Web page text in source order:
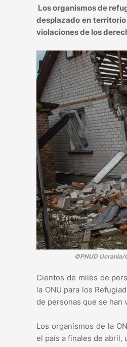
Los organismos de
desplazado en
violaciones de los
©PNUD Ucrania/
Cientos de miles de
la ONU para los
de personas que se han
Los organismos de la
el país a finales de abril,